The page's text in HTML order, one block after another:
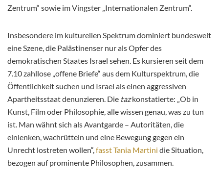
Zentrum“ sowie im Vingster „Internationalen Zentrum“.
Insbesondere im kulturellen Spektrum dominiert bundesweit
eine Szene, die Palästinenser nur als Opfer des
demokratischen Staates Israel sehen. Es kursieren seit dem
7.10 zahllose „offene Briefe“ aus dem Kulturspektrum, die
Öffentlichkeit suchen und Israel als einen aggressiven
Apartheitsstaat denunzieren. Die tazkonstatierte: „Ob in
Kunst, Film oder Philosophie, alle wissen genau, was zu tun
ist. Man wähnt sich als Avantgarde – Autoritäten, die
einlenken, wachrütteln und eine Bewegung gegen ein
Unrecht lostreten wollen“, fasst Tania Martini die Situation,
bezogen auf prominente Philosophen, zusammen.